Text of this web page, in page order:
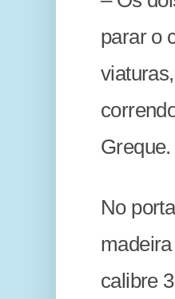
parar o
Greque.
No
calibre